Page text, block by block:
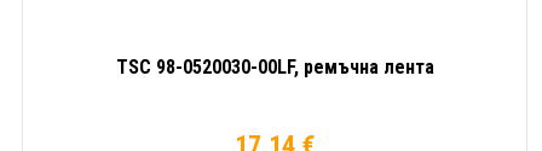
TSC 98-0520030-00LF, ремъчна лента